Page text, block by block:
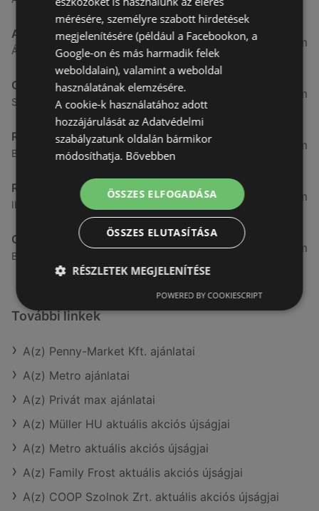
ALDI
Ágfalvi út 4/a, 9400 Sopron
3,26 km
CBA
Somfalvi u. 14., 9400 Sopron
3,31 km
Reál
Besenyő u. 16., 9400 Sopron
3,32 km
Reál
Ibolya út 15., 9400 Sopron
3,41 km
CBA
Bánfalvi u. 14, 9400 Sopron
3,58 km
További linkek
A(z) Penny-Market Kft. ajánlatai
A(z) Metro ajánlatai
A(z) Privát max ajánlatai
A(z) Müller HU aktuális akciós újságjai
A(z) Metro aktuális akciós újságjai
A(z) Family Frost aktuális akciós újságjai
A(z) COOP Szolnok Zrt. aktuális akciós újságjai
mérésére, személyre szabott hirdetések
megjelenítésére (például a Facebookon, a
Google-on és más harmadik felek
weboldalain), valamint a weboldal
használatának elemzésére.
A cookie-k használatához adott
hozzájárulását az Adatvédelmi
szabályzatunk oldalán bármikor
módosíthatja. Bővebben
ÖSSZES ELFOGADÁSA
ÖSSZES ELUTASÍTÁSA
RÉSZLETEK MEGJELENÍTÉSE
POWERED BY COOKIESCRIPT